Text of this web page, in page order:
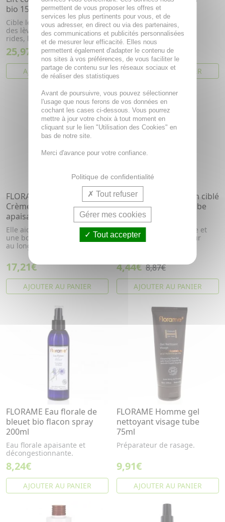
bio 15ml
Cible le contour de l'oeil et
des lèvres pour estomper les
rides, lifter et défati...
25,97€
AJOUTER AU PANIER
Sérum peaux sensibles.
20,76€
AJOUTER AU PANIER
FLORAME Sensitive -
Crème hydratante
apaisante Bio 50ml
Elle aide la peau à maintenir
une bonne hydratation tout
au long de la journée.
17,21€
AJOUTER AU PANIER
PROMO
- 50 %
FLORAME Pureté Soin ciblé
anti-imperfections tube
15ml
Double action purifiante et
perfectrice de peau pour
4,44€ 8,87€
AJOUTER AU PANIER
FLORAME Eau florale de
bleuet bio flacon spray
200ml
Eau florale apaisante et
décongestionnante.
8,24€
AJOUTER AU PANIER
FLORAME Homme gel
nettoyant visage tube
75ml
Préparateur de rasage.
9,91€
AJOUTER AU PANIER
permettent de vous proposer les offres et
services les plus pertinents pour vous, et de
vous adresser, en direct ou via des partenaires,
des communications et publicités personnalisées
et de mesurer leur efficacité. Elles nous
permettent également d'adapter le contenu de
nos sites à vos préférences, de vous faciliter le
partage de contenu sur les réseaux sociaux et
de réaliser des statistiques
Avant de poursuivre, vous pouvez sélectionner
l'usage que nous ferons de vos données en
cochant les cases ci-dessous. Vous pourrez
mettre à jour votre choix à tout moment en
cliquant sur le lien "Utilisation des Cookies" en
bas de notre site.
Merci d'avance pour votre confiance.
Politique de confidentialité
Tout refuser
Gérer mes cookies
Tout accepter